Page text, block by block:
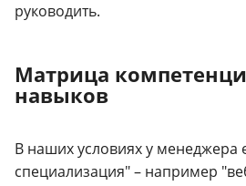
руководить.
Матрица
навыков
В наших условиях у менеджера
специализация" – например